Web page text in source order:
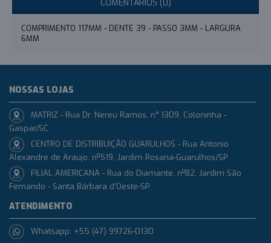
COMENTÁRIOS (0)
COMPRIMENTO 117MM - DENTE 39 - PASSO 3MM - LARGURA
6MM
NOSSAS LOJAS
MATRIZ - Rua Dr. Nereu Ramos, n° 1309, Coloninha -
Gaspar/SC
CENTRO DE DISTRIBUIÇÃO GUARULHOS - Rua Antonio
Alexandre de Araujo, nº519, Jardim Rosana-Guarulhos/SP
FILIAL AMERICANA - Rua do Diamante, nº82, Jardim São
Fernando - Santa Bárbara d'Oeste-SP
ATENDIMENTO
Whatsapp: +55 (47) 99726-0130